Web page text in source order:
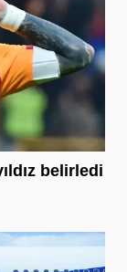
belirledi